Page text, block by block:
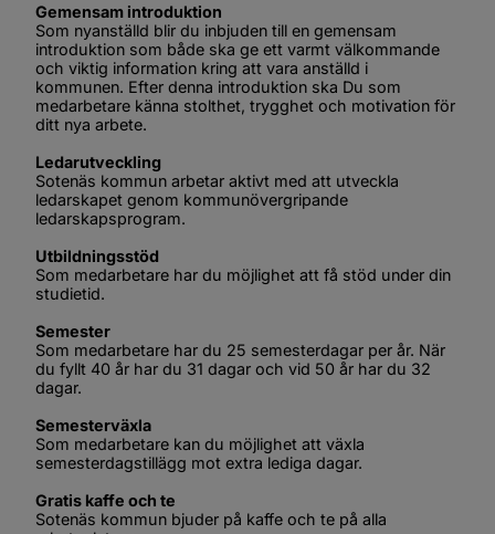
Gemensam introduktion
Som nyanställd blir du inbjuden till en gemensam
introduktion som både ska ge ett varmt välkommande
och viktig information kring att vara anställd i
kommunen. Efter denna introduktion ska Du som
medarbetare känna stolthet, trygghet och motivation för
ditt nya arbete.
Ledarutveckling
Sotenäs kommun arbetar aktivt med att utveckla
ledarskapet genom kommunövergripande
ledarskapsprogram.
Utbildningsstöd
Som medarbetare har du möjlighet att få stöd under din
studietid.
Semester
Som medarbetare har du 25 semesterdagar per år. När
du fyllt 40 år har du 31 dagar och vid 50 år har du 32
dagar.
Semesterväxla
Som medarbetare kan du möjlighet att växla
semesterdagstillägg mot extra lediga dagar.
Gratis kaffe och te
Sotenäs kommun bjuder på kaffe och te på alla